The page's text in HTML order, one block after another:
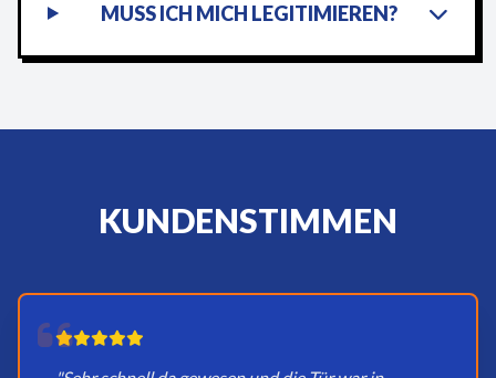
MUSS ICH MICH LEGITIMIEREN?
KUNDENSTIMMEN